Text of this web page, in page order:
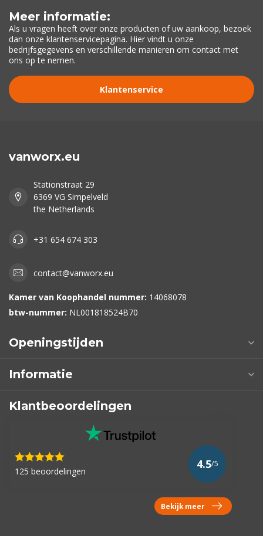
Meer informatie:
Als u vragen heeft over onze producten of uw aankoop, bezoek
dan onze klantenservicepagina. Hier vindt u onze
bedrijfsgegevens en verschillende manieren om contact met
ons op te nemen.
Klantenservice
vanworx.eu
Stationstraat 29
6369 VG Simpelveld
the Netherlands
+31 654 674 303
contact@vanworx.eu
Kamer van Koophandel nummer: 14068078
btw-nummer: NL001818524B70
Openingstijden
Informatie
Klantbeoordelingen
125 beoordelingen
4.5/5
Bekijk meer